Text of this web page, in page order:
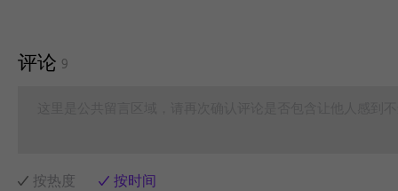
评论 9
按热度
按时间